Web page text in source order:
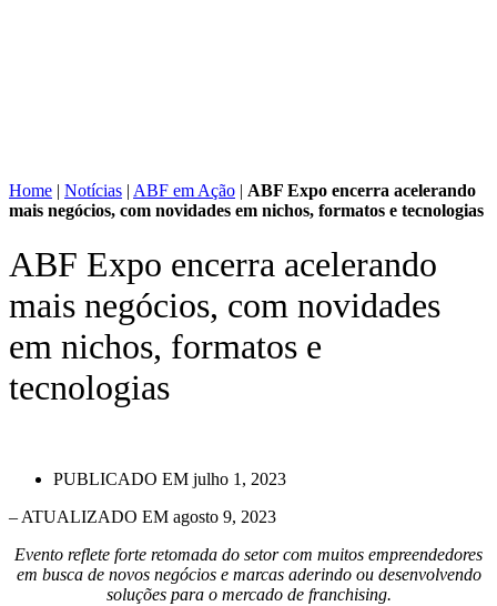
Home | Notícias | ABF em Ação | ABF Expo encerra acelerando
mais negócios, com novidades em nichos, formatos e tecnologias
ABF Expo encerra acelerando
mais negócios, com novidades
em nichos, formatos e
tecnologias
PUBLICADO EM julho 1, 2023
– ATUALIZADO EM agosto 9, 2023
Evento reflete forte retomada do setor com muitos empreendedores
em busca de novos negócios e marcas aderindo ou desenvolvendo
soluções para o mercado de franchising.